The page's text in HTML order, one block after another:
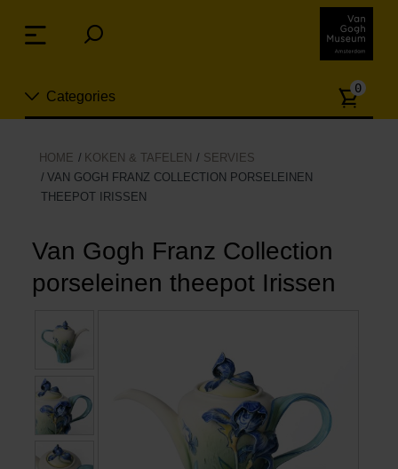
links
over
naar
menu
Categories
Nieuw
Sieraden
Mode
Wonen
Koken & tafelen
Vrije tijd
Boeken
Aantal
0
HOME KOKEN & TAFELEN
SERVIES
VAN GOGH FRANZ COLLECTION PORSELEINEN
THEEPOT IRISSEN
Van Gogh Franz Collection
porseleinen theepot Irissen
Menu